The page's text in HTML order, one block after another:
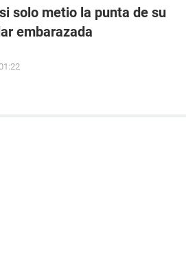
solo metio la punta de su
embarazada